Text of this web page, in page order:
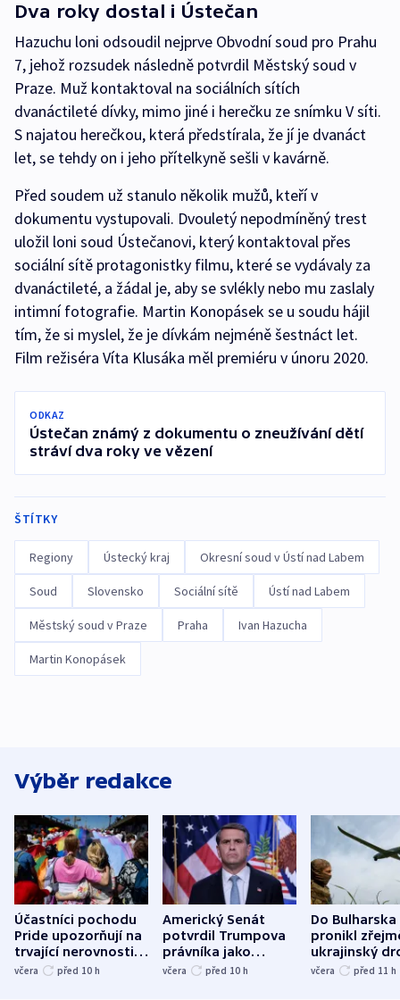
Dva roky dostal i Ústečan
Hazuchu loni odsoudil nejprve Obvodní soud pro Prahu
7, jehož rozsudek následně potvrdil Městský soud v
Praze. Muž kontaktoval na sociálních sítích
dvanáctileté dívky, mimo jiné i herečku ze snímku V síti.
S najatou herečkou, která předstírala, že jí je dvanáct
let, se tehdy on i jeho přítelkyně sešli v kavárně.
Před soudem už stanulo několik mužů, kteří v
dokumentu vystupovali. Dvouletý nepodmíněný trest
uložil loni soud Ústečanovi, který kontaktoval přes
sociální sítě protagonistky filmu, které se vydávaly za
dvanáctileté, a žádal je, aby se svlékly nebo mu zaslaly
intimní fotografie. Martin Konopásek se u soudu hájil
tím, že si myslel, že je dívkám nejméně šestnáct let.
Film režiséra Víta Klusáka měl premiéru v únoru 2020.
ODKAZ
Ústečan známý z dokumentu o zneužívání dětí
stráví dva roky ve vězení
ŠTÍTKY
Regiony Ústecký kraj Okresní soud v Ústí nad Labem
Soud Slovensko Sociální sítě Ústí nad Labem
Městský soud v Praze Praha Ivan Hazucha
Martin Konopásek
Výběr redakce
Účastníci pochodu
Pride upozorňují na
trvající nerovnosti i
společenskou
včera před 10 h
Americký Senát
potvrdil Trumpova
právníka jako
ministra
včera před 10 h
Do Bulharska
pronikl
ukrajinský
explodoval
včera před 11 h